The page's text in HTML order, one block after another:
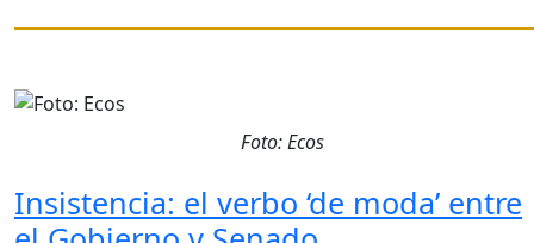
Foto: Ecos
Insistencia: el verbo ‘de moda’ entre